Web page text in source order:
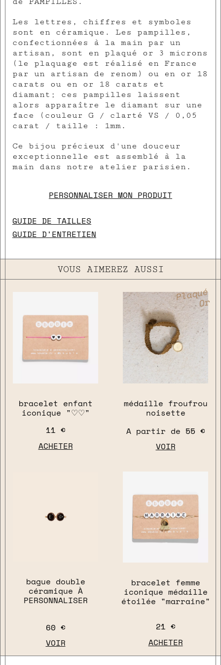
Les lettres, chiffres et symboles
sont en céramique. Les pampilles,
confectionnées à la main par un
artisan, sont en plaqué or 3 microns
(le plaquage est réalisé en France
par un artisan de renom) ou en or 18
carats ou en or 18 carats et
diamant; ces pampilles laissent
alors apparaître le diamant sur une
face (couleur G / clarté VS / 0,05
carat / taille : 1mm.
Ce bijou précieux d'une douceur
exceptionnelle est assemblé à la
main dans notre atelier parisien.
PERSONNALISER MON PRODUIT
GUIDE DE TAILLES
GUIDE D'ENTRETIEN
VOUS AIMEREZ AUSSI
bracelet enfant
iconique "♡♡"
11 €
ACHETER
Plaqué
Or
médaille froufrou
noisette
A partir de 55 €
VOIR
bague double
céramique À
PERSONNALISER
60 €
VOIR
bracelet femme
iconique médaille
étoilée "marraine"
21 €
ACHETER